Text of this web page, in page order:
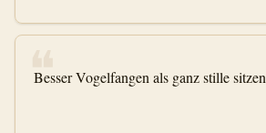
❝
Besser Vogelfangen als ganz stille